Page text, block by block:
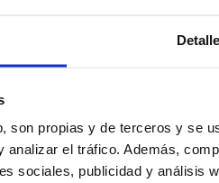
son propias y de terceros y se
analizar el tráfico. Además,
sociales, publicidad y análisis